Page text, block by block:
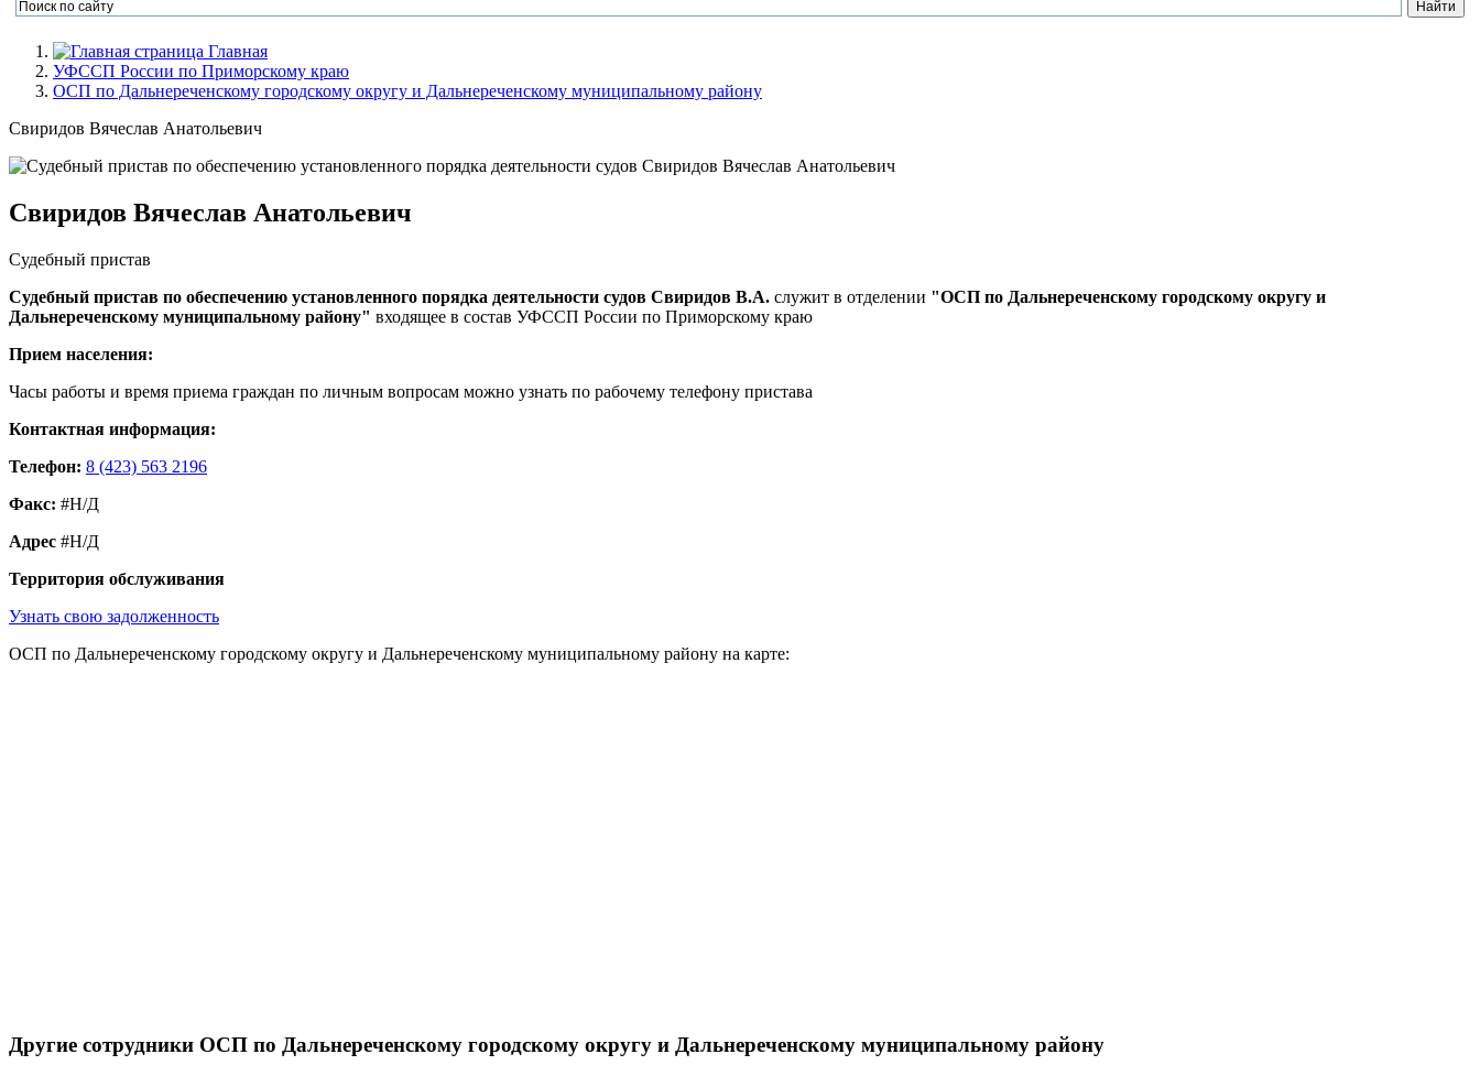
Главная
УФССП России по Приморскому краю
ОСП по Дальнереченскому городскому округу и Дальнереченскому муниципальному району
Свиридов Вячеслав Анатольевич
Свиридов Вячеслав Анатольевич
Судебный пристав
Судебный пристав по обеспечению установленного порядка деятельности судов Свиридов В.А. служит в отделении "ОСП по Дальнереченскому городскому округу и
Дальнереченскому муниципальному району" входящее в состав УФССП России по Приморскому краю
Прием населения:
Часы работы и время приема граждан по личным вопросам можно узнать по рабочему телефону пристава
Контактная информация:
Телефон: 8 (423) 563 2196
Факс: #Н/Д
Адрес #Н/Д
Территория обслуживания
Узнать свою задолженность
ОСП по Дальнереченскому городскому округу и Дальнереченскому муниципальному району на карте:
Другие сотрудники ОСП по Дальнереченскому городскому округу и Дальнереченскому муниципальному району